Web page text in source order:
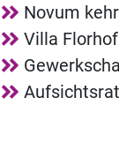
Novum
Villa